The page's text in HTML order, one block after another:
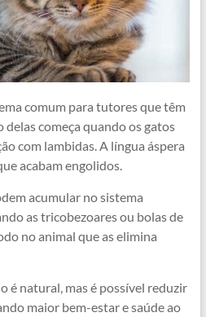
comum para tutores que têm
delas começa quando os gatos
com lambidas. A língua áspera
acabam engolidos.
acumular no sistema
as tricobezoares ou bolas de
no animal que as elimina
é natural, mas é possível reduzir
maior bem-estar e saúde ao